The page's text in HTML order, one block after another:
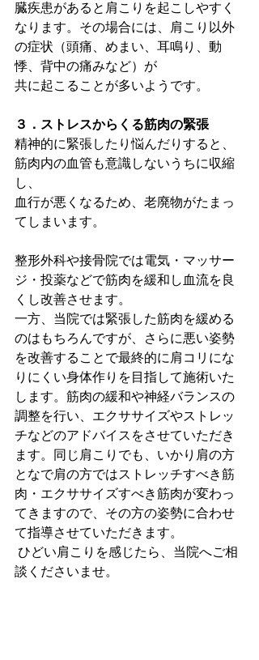
臓疾患があると肩こりを起こしやすく
なります。その場合には、肩こり以外
の症状（頭痛、めまい、耳鳴り、動
悸、背中の痛みなど）が
共に起こることが多いようです。
３．ストレスからくる筋肉の緊張
精神的に緊張したり悩んだりすると、
筋肉内の血管も意識しないうちに収縮
し、
血行が悪くなるため、老廃物がたまっ
てしまいます。
整形外科や接骨院では電気・マッサー
ジ・投薬などで筋肉を緩和し血流を良
くし改善させます。
一方、当院では緊張した筋肉を緩める
のはもちろんですが、さらに悪い姿勢
を改善することで最終的に肩コリにな
りにくい身体作りを目指して施術いた
します。筋肉の緩和や神経バランスの
調整を行い、エクササイズやストレッ
チなどのアドバイスをさせていただき
ます。同じ肩こりでも、いかり肩の方
となで肩の方ではストレッチすべき筋
肉・エクササイズすべき筋肉が変わっ
てきますので、その方の姿勢に合わせ
て指導させていただきます。
ひどい肩こりを感じたら、当院へご相
談くださいませ。